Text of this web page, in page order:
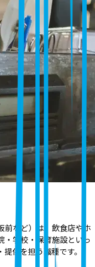
前など）は、飲食店やホ
・学校・保育施設といっ
提供を担う職種です。